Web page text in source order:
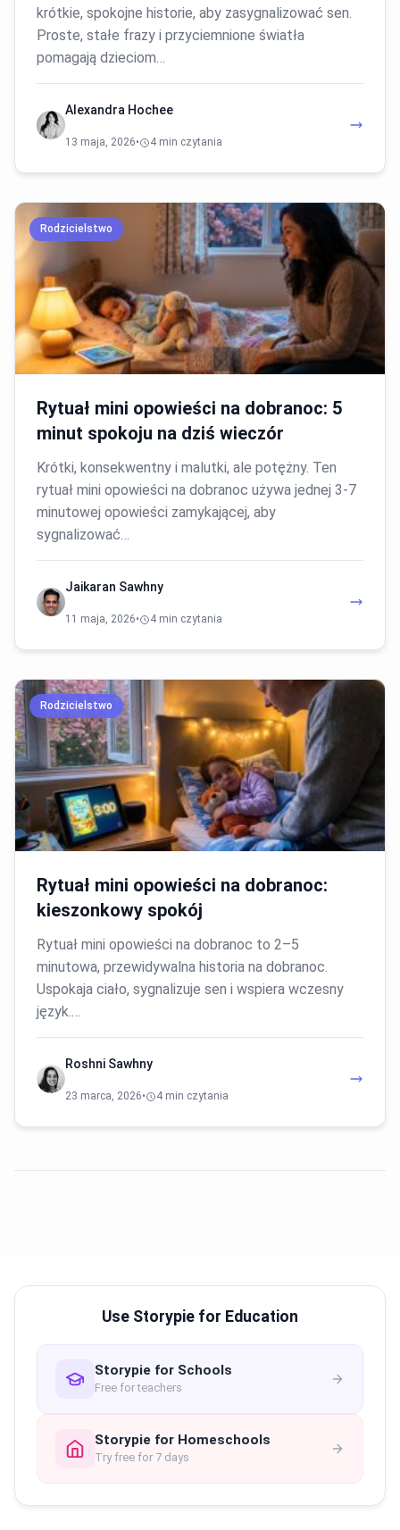
krótkie, spokojne historie, aby zasygnalizować sen.
Proste, stałe frazy i przyciemnione światła
pomagają dzieciom…
Alexandra Hochee
13 maja, 2026• 4 min czytania
Rodzicielstwo
Rytuał mini opowieści na dobranoc: 5
minut spokoju na dziś wieczór
Krótki, konsekwentny i malutki, ale potężny. Ten
rytuał mini opowieści na dobranoc używa jednej 3-7
minutowej opowieści zamykającej, aby
sygnalizować…
Jaikaran Sawhny
11 maja, 2026• 4 min czytania
Rodzicielstwo
Rytuał mini opowieści na dobranoc:
kieszonkowy spokój
Rytuał mini opowieści na dobranoc to 2–5
minutowa, przewidywalna historia na dobranoc.
Uspokaja ciało, sygnalizuje sen i wspiera wczesny
język.…
Roshni Sawhny
23 marca, 2026• 4 min czytania
Use Storypie for Education
Storypie for Schools
Free for teachers
Storypie for Homeschools
Try free for 7 days